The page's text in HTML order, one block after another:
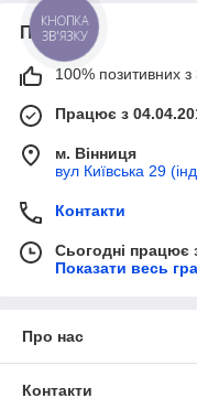
Про нас
100% позитивних з
Працює з
м. Вінниця
вул Київська 29
Контакти
Сьогодні працює
Показати весь
Про нас
Контакти
КНОПКА
ЗВ'ЯЗКУ